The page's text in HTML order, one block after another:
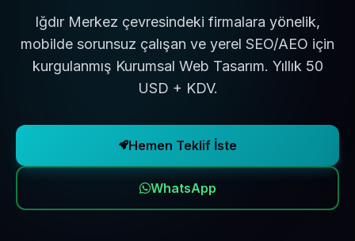
Iğdır Merkez çevresindeki firmalara yönelik,
mobilde sorunsuz çalışan ve yerel SEO/AEO için
kurgulanmış Kurumsal Web Tasarım. Yıllık 50
USD + KDV.
Hemen Teklif İste
WhatsApp